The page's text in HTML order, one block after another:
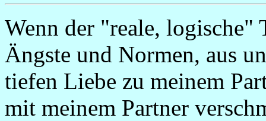
Wenn der "reale, logische"
Ängste und Normen, aus
tiefen Liebe zu meinem
mit meinem Partner